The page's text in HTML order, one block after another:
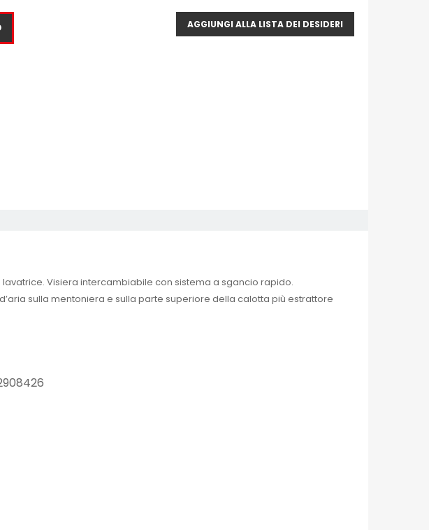
AGGIUNGI ALLA LISTA DEI DESIDERI
Visiera intercambiabile con sistema a sgancio rapido.
sulla mentoniera e sulla parte superiore della calotta più estrattore